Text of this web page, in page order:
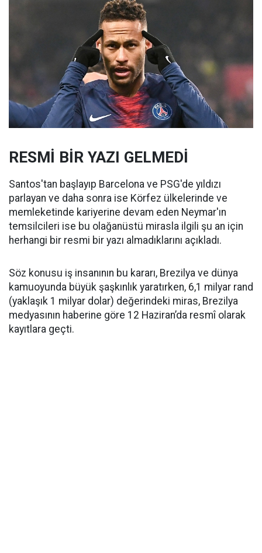
RESMİ BİR YAZI GELMEDİ
Santos'tan başlayıp Barcelona ve PSG'de yıldızı
parlayan ve daha sonra ise Körfez ülkelerinde ve
memleketinde kariyerine devam eden Neymar'ın
temsilcileri ise bu olağanüstü mirasla ilgili şu an için
herhangi bir resmi bir yazı almadıklarını açıkladı.
Söz konusu iş insanının bu kararı, Brezilya ve dünya
kamuoyunda büyük şaşkınlık yaratırken, 6,1 milyar rand
(yaklaşık 1 milyar dolar) değerindeki miras, Brezilya
medyasının haberine göre 12 Haziran’da resmî olarak
kayıtlara geçti.